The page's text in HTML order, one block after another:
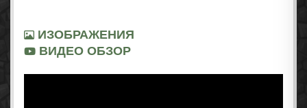
ИЗОБРАЖЕНИЯ
ВИДЕО ОБЗОР